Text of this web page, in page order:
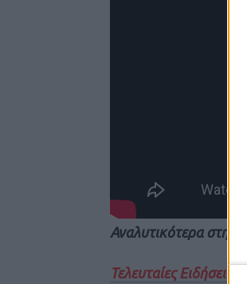
Αναλυτικότερα στην
Τελευταίες Ειδήσεις